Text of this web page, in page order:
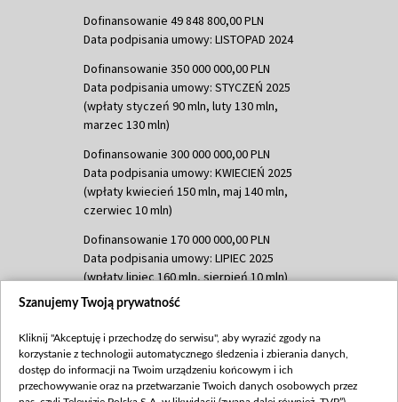
Dofinansowanie 49 848 800,00 PLN
Data podpisania umowy: LISTOPAD 2024
Dofinansowanie 350 000 000,00 PLN
Data podpisania umowy: STYCZEŃ 2025
(wpłaty styczeń 90 mln, luty 130 mln,
marzec 130 mln)
Dofinansowanie 300 000 000,00 PLN
Data podpisania umowy: KWIECIEŃ 2025
(wpłaty kwiecień 150 mln, maj 140 mln,
czerwiec 10 mln)
Dofinansowanie 170 000 000,00 PLN
Data podpisania umowy: LIPIEC 2025
(wpłaty lipiec 160 mln, sierpień 10 mln)
Dofinansowanie 60 000 000,00 PLN
(wpłata wrzesień 60 mln)
Dofinansowanie 635 783 051,21 PLN
Data podpisania umowy: WRZESIEŃ 2025
Szanujemy Twoją prywatność
Kliknij "Akceptuję i przechodzę do serwisu", aby wyrazić zgody na
korzystanie z technologii automatycznego śledzenia i zbierania danych,
dostęp do informacji na Twoim urządzeniu końcowym i ich
przechowywanie oraz na przetwarzanie Twoich danych osobowych przez